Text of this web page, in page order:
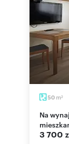
50 m2
Na wynajem komfortowe 2-pokojowe
3 700